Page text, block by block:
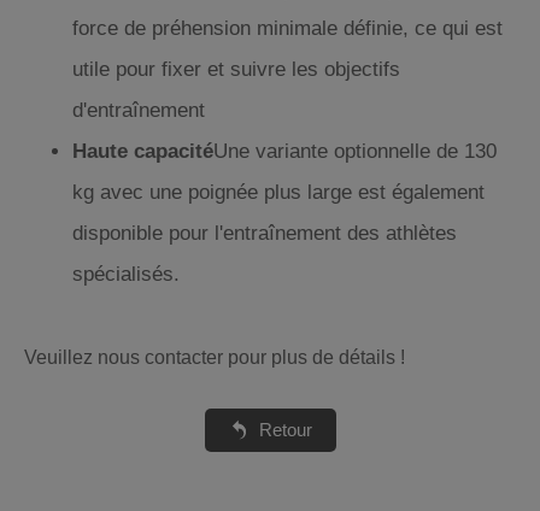
force de préhension minimale définie, ce qui est
utile pour fixer et suivre les objectifs
d'entraînement
Haute capacitéUne variante optionnelle de 130
kg avec une poignée plus large est également
disponible pour l'entraînement des athlètes
spécialisés.
Veuillez nous contacter pour plus de détails !
Retour